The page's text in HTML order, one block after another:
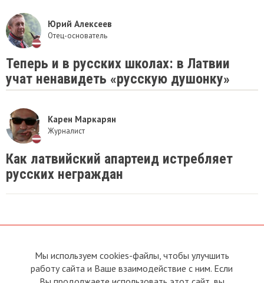
Юрий Алексеев
Отец-основатель
Теперь и в русских школах: в Латвии
учат ненавидеть «русскую душонку»
Карен Маркарян
Журналист
Как латвийский апартеид истребляет
русских неграждан
О сайте
Прямая связь с
Председателем
Мы используем cookies-файлы, чтобы улучшить
работу сайта и Ваше взаимодействие с ним. Если